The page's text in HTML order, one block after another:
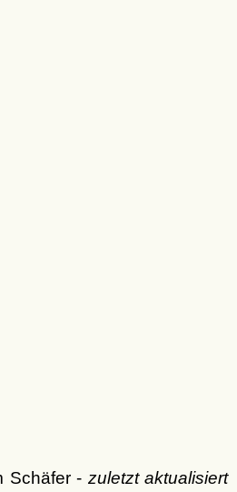
Schäfer - zuletzt aktualisiert